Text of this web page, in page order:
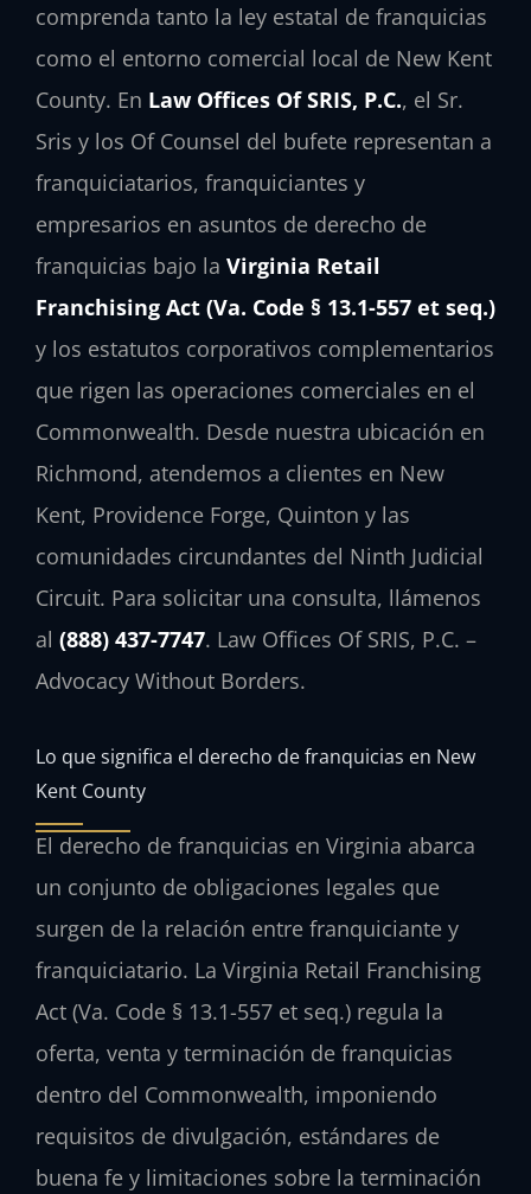
comprenda tanto la ley estatal de franquicias
como el entorno comercial local de New Kent
County. En Law Offices Of SRIS, P.C., el Sr.
Sris y los Of Counsel del bufete representan a
franquiciatarios, franquiciantes y
empresarios en asuntos de derecho de
franquicias bajo la Virginia Retail
Franchising Act (Va. Code § 13.1-557 et seq.)
y los estatutos corporativos complementarios
que rigen las operaciones comerciales en el
Commonwealth. Desde nuestra ubicación en
Richmond, atendemos a clientes en New
Kent, Providence Forge, Quinton y las
comunidades circundantes del Ninth Judicial
Circuit. Para solicitar una consulta, llámenos
al (888) 437-7747. Law Offices Of SRIS, P.C. –
Advocacy Without Borders.
Lo que significa el derecho de franquicias en New
Kent County
El derecho de franquicias en Virginia abarca
un conjunto de obligaciones legales que
surgen de la relación entre franquiciante y
franquiciatario. La Virginia Retail Franchising
Act (Va. Code § 13.1-557 et seq.) regula la
oferta, venta y terminación de franquicias
dentro del Commonwealth, imponiendo
requisitos de divulgación, estándares de
buena fe y limitaciones sobre la terminación